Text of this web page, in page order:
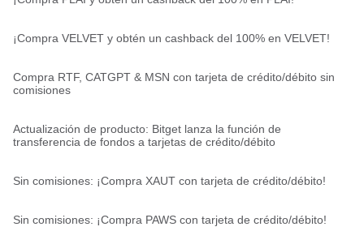
¡Compra VELVET y obtén un cashback del 100% en VELVET!
Compra RTF, CATGPT & MSN con tarjeta de crédito/débito sin
comisiones
Actualización de producto: Bitget lanza la función de
transferencia de fondos a tarjetas de crédito/débito
Sin comisiones: ¡Compra XAUT con tarjeta de crédito/débito!
Sin comisiones: ¡Compra PAWS con tarjeta de crédito/débito!